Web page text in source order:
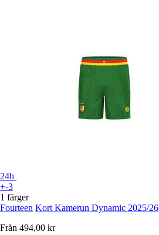
24h
+-3
1 färger
Fourteen Kort Kamerun Dynamic 2025/26
Från 494,00 kr